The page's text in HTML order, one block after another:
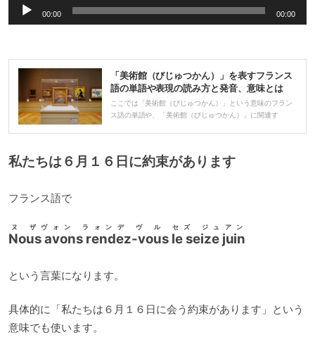
声
レ
ヤ
ー
00:00 00:00
「美術館（びじゅつかん）」を表すフランス
語の単語や表現の読み方と発音、意味とは
ここでは「美術館（びじゅつかん）」という意味のフラン
ス語の単語や、「美術館（びじゅつかん）」に関連す
私たちは６月１６日に約束があります
フランス語で
Nous avons rendez-vous le seize juin
ヌ ザヴォン ラォンデ ヴ ル セズ ジュアン
という言葉になります。
具体的に「私たちは６月１６日に会う約束があります」という
意味でも使います。